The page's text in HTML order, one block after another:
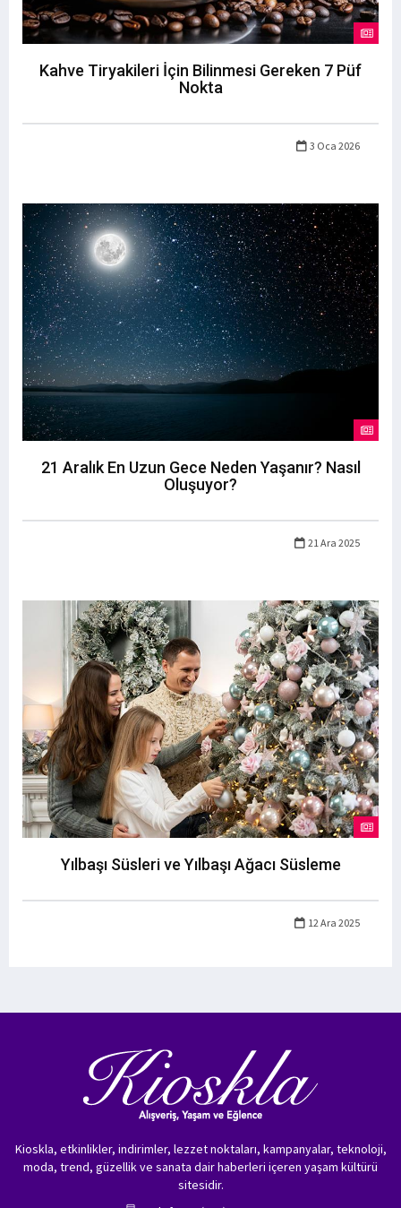
Kahve Tiryakileri İçin Bilinmesi Gereken 7 Püf
Nokta
3 Oca 2026
21 Aralık En Uzun Gece Neden Yaşanır? Nasıl
Oluşuyor?
21 Ara 2025
Yılbaşı Süsleri ve Yılbaşı Ağacı Süsleme
12 Ara 2025
Kioskla, etkinlikler, indirimler, lezzet noktaları, kampanyalar, teknoloji,
moda, trend, güzellik ve sanata dair haberleri içeren yaşam kültürü
sitesidir.